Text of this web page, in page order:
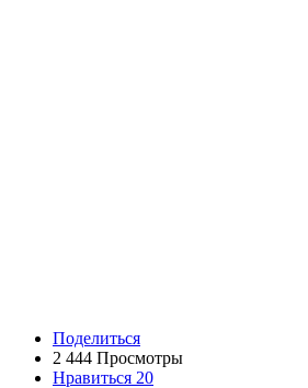
Поделиться
2 444 Просмотры
Нравиться 20